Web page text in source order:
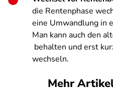
die Rentenphase
eine Umwandlung in
Man kann auch den
behalten und erst
wechseln.
Mehr